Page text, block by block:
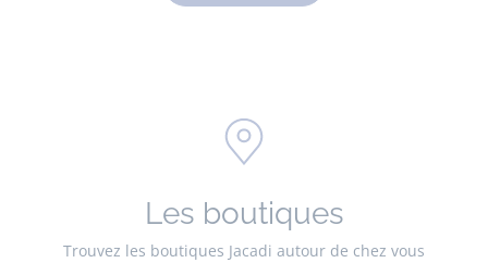
Les boutiques
Trouvez les boutiques Jacadi autour de chez vous